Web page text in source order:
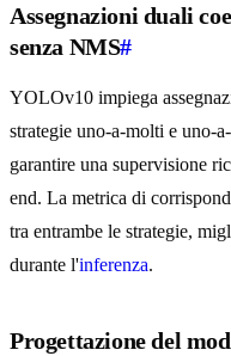
Assegnazioni duali
senza NMS#
YOLOv10 impiega
strategie uno-a-molti e uno-
garantire una supervisione
end. La metrica di
tra entrambe le strategie,
durante l'inferenza.
Progettazione del